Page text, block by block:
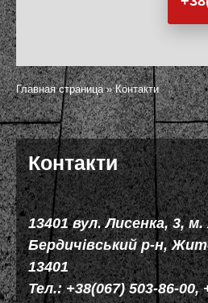
Главная страница»Контакти
Контакти
13401 вул. Лисенка, 3,
Бердичівський р-н,
13401
Тел.: +38(067) 503-86-00,